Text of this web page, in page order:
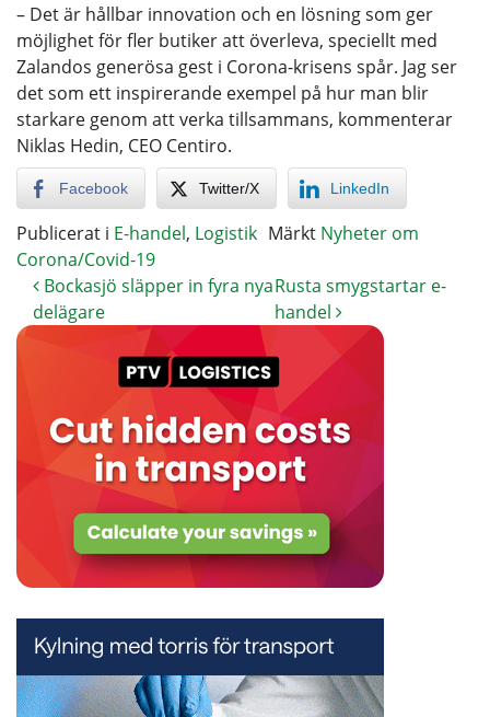
– Det är hållbar innovation och en lösning som ger
möjlighet för fler butiker att överleva, speciellt med
Zalandos generösa gest i Corona-krisens spår. Jag ser
det som ett inspirerande exempel på hur man blir
starkare genom att verka tillsammans, kommenterar
Niklas Hedin, CEO Centiro.
Facebook Twitter/X LinkedIn
Publicerat i E-handel, Logistik Märkt Nyheter om
Corona/Covid-19
Bockasjö släpper in fyra nya
delägare
Rusta smygstartar e-
handel